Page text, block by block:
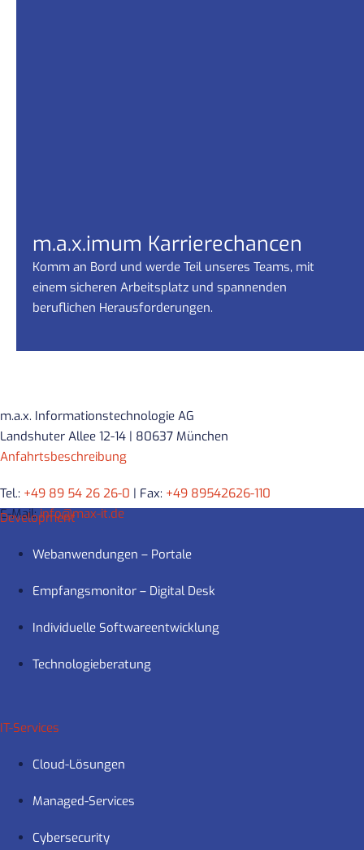
m.a.x.imum Karrierechancen
Komm an Bord und werde Teil unseres Teams, mit
einem sicheren Arbeitsplatz und spannenden
beruflichen Herausforderungen.
m.a.x. Informationstechnologie AG
Landshuter Allee 12-14 | 80637 München
Anfahrtsbeschreibung
Tel.: +49 89 54 26 26-0 | Fax: +49 89542626-110
E-Mail:info@max-it.de
Development
Webanwendungen – Portale
Empfangsmonitor – Digital Desk
Individuelle Softwareentwicklung
Technologieberatung
IT-Services
Cloud-Lösungen
Managed-Services
Cybersecurity